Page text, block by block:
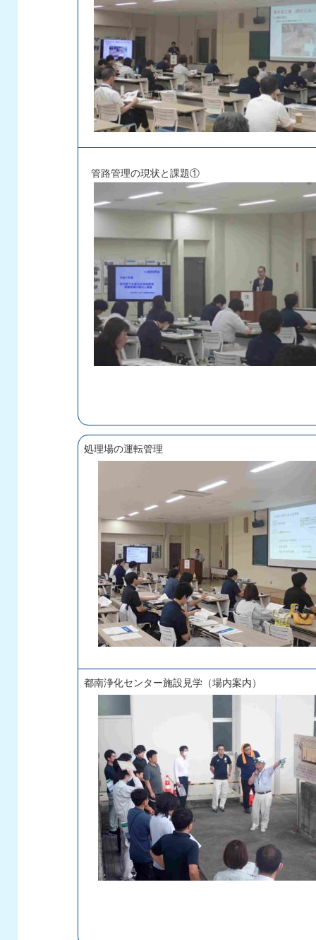
管路管理の現状と課題①
処理場の運転管理
都南浄化センター施設見学（場内案内）